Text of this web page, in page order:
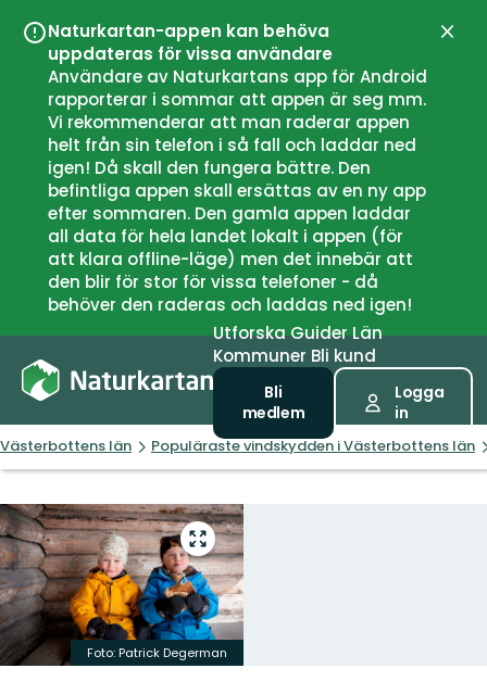
Naturkartan-appen kan behöva
uppdateras för vissa användare
Användare av Naturkartans app för Android
rapporterar i sommar att appen är seg mm.
Vi rekommenderar att man raderar appen
helt från sin telefon i så fall och laddar ned
igen! Då skall den fungera bättre. Den
befintliga appen skall ersättas av en ny app
efter sommaren. Den gamla appen laddar
all data för hela landet lokalt i appen (för
att klara offline-läge) men det innebär att
den blir för stor för vissa telefoner - då
behöver den raderas och laddas ned igen!
UtforskaGuiderLän
Kommuner Bli kund
Bli
medlem
Logga
in
Västerbottens län Populäraste vindskydden i Västerbottens län
Gå
till
helskärmsläge
Foto: Patrick Degerman